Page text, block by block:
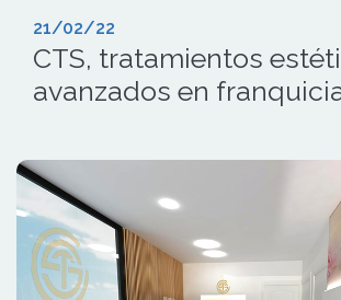
21/02/22
CTS, tratamientos
avanzados en